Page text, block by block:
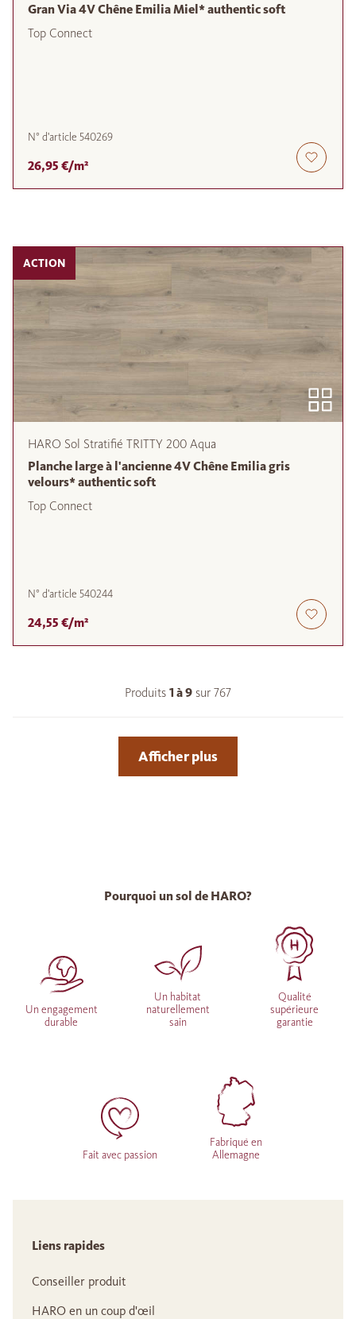
Gran Via 4V Chêne Emilia Miel* authentic soft
Top Connect
N° d'article 540269
26,95 €/m²
ACTION
HARO Sol Stratifié TRITTY 200 Aqua
Planche large à l'ancienne 4V Chêne Emilia gris
velours* authentic soft
Top Connect
N° d'article 540244
24,55 €/m²
Produits 1 à9 sur 767
Afficher plus
Pourquoi un sol de HARO?
Un engagement
durable
Un habitat
naturellement
sain
Qualité
supérieure
garantie
Fait avec passion
Fabriqué en
Allemagne
Liens rapides
Conseiller produit
HARO en un coup d'œil